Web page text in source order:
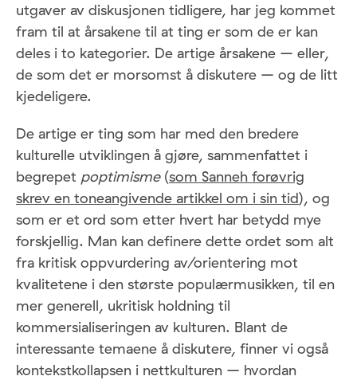
utgaver av diskusjonen tidligere, har jeg kommet
fram til at årsakene til at ting er som de er kan
deles i to kategorier. De artige årsakene – eller,
de som det er morsomst å diskutere – og de litt
kjedeligere.
De artige er ting som har med den bredere
kulturelle utviklingen å gjøre, sammenfattet i
begrepet poptimisme(som Sanneh forøvrig
skrev en toneangivende artikkel om i sin tid), og
som er et ord som etter hvert har betydd mye
forskjellig. Man kan definere dette ordet som alt
fra kritisk oppvurdering av/orientering mot
kvalitetene i den største populærmusikken, til en
mer generell, ukritisk holdning til
kommersialiseringen av kulturen. Blant de
interessante temaene å diskutere, finner vi også
kontekstkollapsen i nettkulturen – hvordan